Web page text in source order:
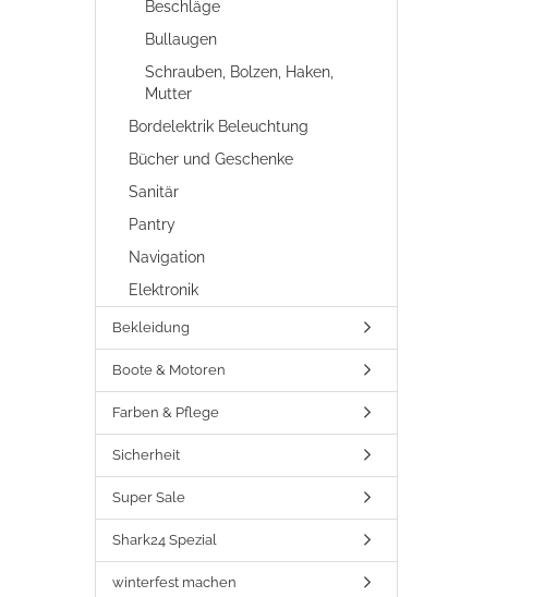
Beschläge
Bullaugen
Schrauben, Bolzen, Haken,
Mutter
Bordelektrik Beleuchtung
Bücher und Geschenke
Sanitär
Pantry
Navigation
Elektronik
Bekleidung
Boote & Motoren
Farben & Pflege
Sicherheit
Super Sale
Shark24 Spezial
winterfest machen